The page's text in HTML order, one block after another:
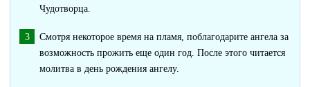
Чудотворца.
Смотря некоторое время на пламя, поблагодарите ангела за
возможность прожить еще один год. После этого читается
молитва в день рождения ангелу.